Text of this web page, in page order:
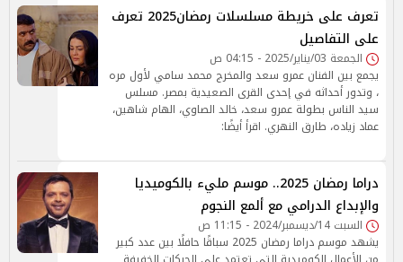
تعرف على خريطة مسلسلات رمضان2025 تعرف
على التفاصيل
الجمعة 03/يناير/2025 - 04:15 ص
يجمع بين الفنان عمرو سعد والمخرج محمد سامي لأول مره
، وتدور أحداثه في إحدى القرى الصعيدية بمصر. مسلس
سيد الناس بطولة عمرو سعد، خالد الصاوي، الهام شاهين،
عماد زياده، طارق النهري. اقرأ أيضًا:
دراما رمضان 2025.. موسم مليء بالكوميديا
والإبداع الدرامي مع ألمع النجوم
السبت 14/ديسمبر/2024 - 11:15 ص
يشهد موسم دراما رمضان 2025 سباقًا حافلًا بين عدد كبير